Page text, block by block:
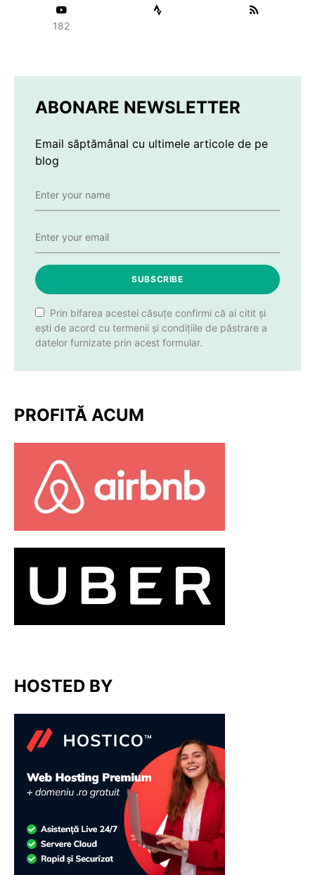
182
ABONARE NEWSLETTER
Email săptămânal cu ultimele articole de pe
blog
SUBSCRIBE
Prin bifarea acestei căsuțe confirmi că ai citit și
ești de acord cu termenii și condițiile de păstrare a
datelor furnizate prin acest formular.
PROFITĂ ACUM
HOSTED BY